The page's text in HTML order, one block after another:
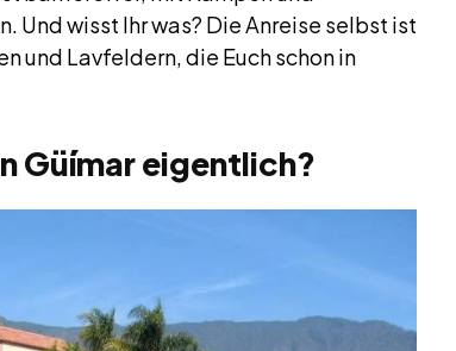
Und wisst Ihr was? Die Anreise selbst ist
und Lavfeldern, die Euch schon in
Güímar eigentlich?